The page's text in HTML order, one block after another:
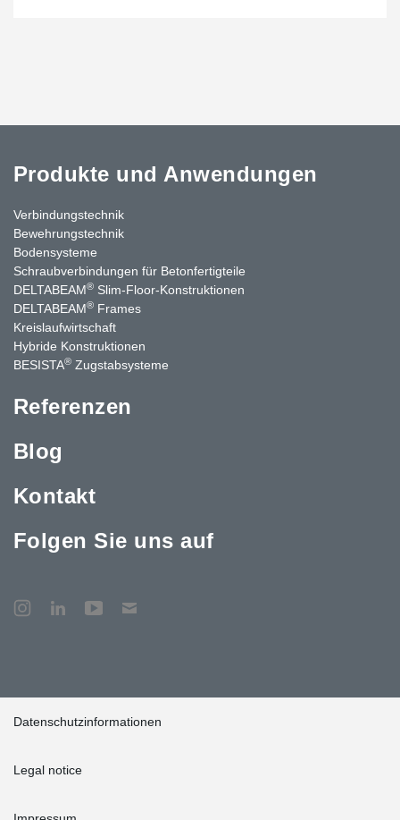
Produkte und Anwendungen
Verbindungstechnik
Bewehrungstechnik
Bodensysteme
Schraubverbindungen für Betonfertigteile
DELTABEAM® Slim-Floor-Konstruktionen
DELTABEAM® Frames
Kreislaufwirtschaft
Hybride Konstruktionen
BESISTA® Zugstabsysteme
Referenzen
Blog
Kontakt
Folgen Sie uns auf
Datenschutzinformationen
Legal notice